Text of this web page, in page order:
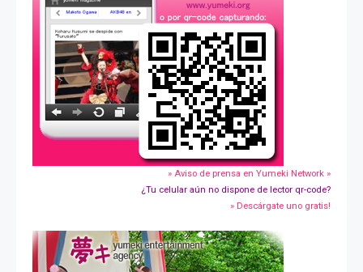
» Aviso de prensa en Yumeki Network »
¿Tu celular aún no dispone de lector qr-code?
» Descárgate uno gratis!